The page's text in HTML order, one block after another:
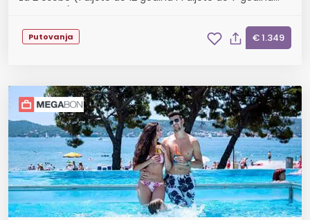
Putovanja € 1.349